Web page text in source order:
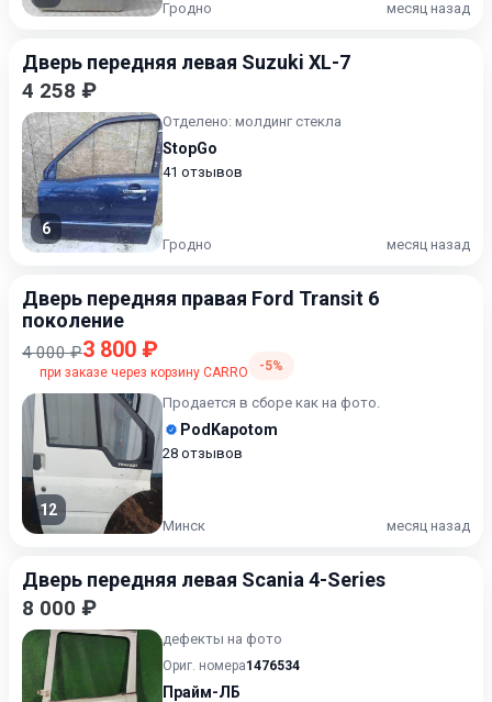
Гродно месяц назад
Дверь передняя левая Suzuki XL-7
4 258 ₽
6
Отделено: молдинг стекла
StopGo
41 отзывов
Гродно месяц назад
Дверь передняя правая Ford Transit 6
поколение
4 000 ₽3 800 ₽
при заказе через корзину CARRO -5%
12
Продается в сборе как на фото.
PodKapotom
28 отзывов
Минск месяц назад
Дверь передняя левая Scania 4-Series
8 000 ₽
дефекты на фото
Ориг. номера1476534
Прайм-ЛБ